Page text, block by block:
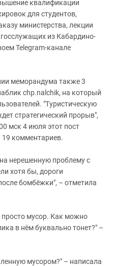
квалификации
для студентов,
министерства, лекции
из Кабардино-
Telegram-канале
меморандума также 3
chp.nalchik, на который
"Туристическую
стратегический прорыв",
мск 4 июля этот пост
19 комментариев.
нерешенную проблему с
хотя бы, дороги
бомбёжки", – отметила
мусор. Как можно
в нём буквально тонет?" –
мусором?" – написала